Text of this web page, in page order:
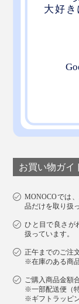
シトラスと
アイランド
甘く熟れ
る、トロピ
お買い物ガイ
MONOCOでは
品だけを取り扱
ひと目で良さが
扱っています。
正午までのご注
※在庫のある商
ご購入商品金額
※一部配送便（
※ギフトラッピ